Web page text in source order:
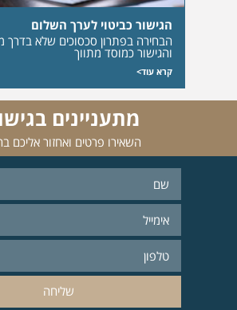
הגישור כביטוי לערך השלום
הבחירה בפתרון סכסוכים שלא בדרך
והגישור כמוסד מתווך
קרא עוד>
מתעניינים
השאירו פרטים ואחזור אליכם